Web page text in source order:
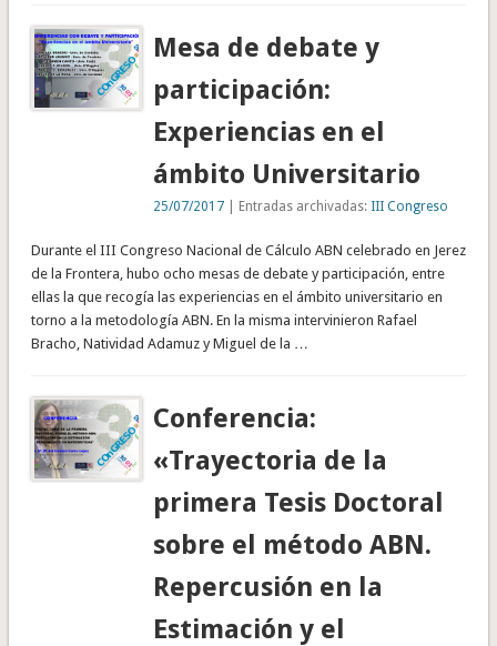
Mesa de debate y
participación:
Experiencias en el
ámbito Universitario
25/07/2017 | Entradas archivadas: III Congreso
Durante el III Congreso Nacional de Cálculo ABN celebrado en Jerez
de la Frontera, hubo ocho mesas de debate y participación, entre
ellas la que recogía las experiencias en el ámbito universitario en
torno a la metodología ABN. En la misma intervinieron Rafael
Bracho, Natividad Adamuz y Miguel de la …
Conferencia:
«Trayectoria de la
primera Tesis Doctoral
sobre el método ABN.
Repercusión en la
Estimación y el